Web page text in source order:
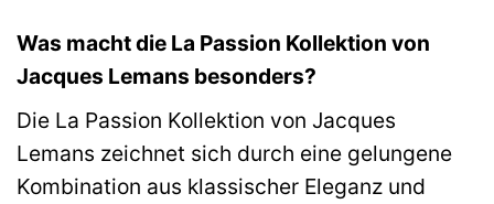
Was macht die La Passion Kollektion von
Jacques Lemans besonders?
Die La Passion Kollektion von Jacques
Lemans zeichnet sich durch eine gelungene
Kombination aus klassischer Eleganz und